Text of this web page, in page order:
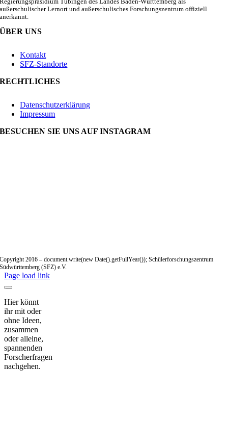
außerschulischer Lernort und außerschulisches Forschungszentrum offiziell
anerkannt.
ÜBER UNS
Kontakt
SFZ-Standorte
RECHTLICHES
Datenschutzerklärung
Impressum
BESUCHEN SIE UNS AUF INSTAGRAM
Copyright 2016 – document.write(new Date().getFullYear()); Schülerforschungszentrum
Südwürttemberg (SFZ) e.V.
Page load link
Hier könnt
ihr mit oder
ohne Ideen,
zusammen
oder alleine,
spannenden
Forscherfragen
nachgehen.